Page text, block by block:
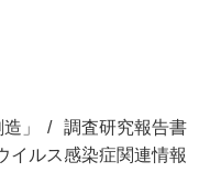
」
調査研究報告書
イルス感染症関連情報